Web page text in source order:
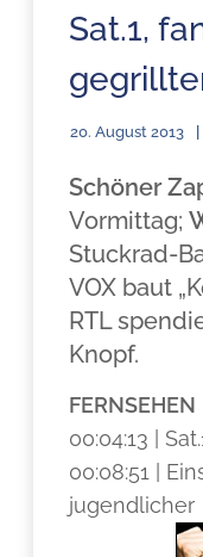
Sat.1,
20. August 2013
Schöner
Vormittag;
Stuckrad-
VOX baut
RTL
Knopf.
FERNSEHEN
00:04:13 |
00:08:51 |
jugendlicher